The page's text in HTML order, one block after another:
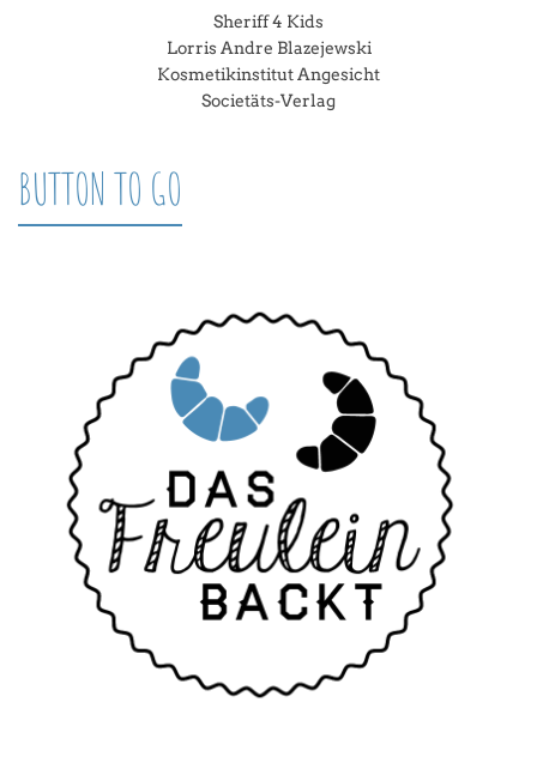
Sheriff 4 Kids
Lorris Andre Blazejewski
Kosmetikinstitut Angesicht
Societäts-Verlag
BUTTON TO GO